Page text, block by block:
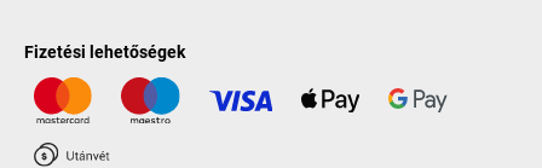
Fizetési lehetőségek